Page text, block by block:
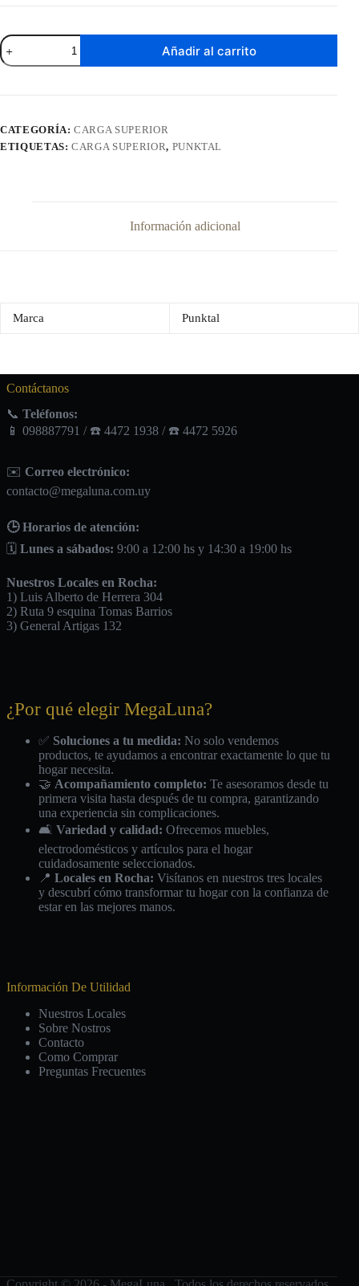
Lavarropas
Punktal
Carga
005
LAV
Añadir al carrito
CATEGORÍA:CARGA SUPERIOR
ETIQUETAS:CARGA SUPERIOR, PUNKTAL
Información adicional
Marca Punktal
Contáctanos
📞 Teléfonos:
📱 098887791 / ☎️ 4472 1938 / ☎️ 4472 5926
✉️ Correo electrónico:
contacto@megaluna.com.uy
🕒 Horarios de atención:
🗓️ Lunes a sábados: 9:00 a 12:00 hs y 14:30 a 19:00 hs
Nuestros Locales en Rocha:
1) Luis Alberto de Herrera 304
2) Ruta 9 esquina Tomas Barrios
3) General Artigas 132
¿Por qué elegir MegaLuna?
✅ Soluciones a tu medida: No solo vendemos
productos, te ayudamos a encontrar exactamente lo que tu
hogar necesita.
🤝 Acompañamiento completo: Te asesoramos desde tu
primera visita hasta después de tu compra, garantizando
una experiencia sin complicaciones.
🛋️ Variedad y calidad: Ofrecemos muebles,
electrodomésticos y artículos para el hogar
cuidadosamente seleccionados.
📍 Locales en Rocha: Visítanos en nuestros tres locales
y descubrí cómo transformar tu hogar con la confianza de
estar en las mejores manos.
Información De Utilidad
Nuestros Locales
Sobre Nostros
Contacto
Como Comprar
Preguntas Frecuentes